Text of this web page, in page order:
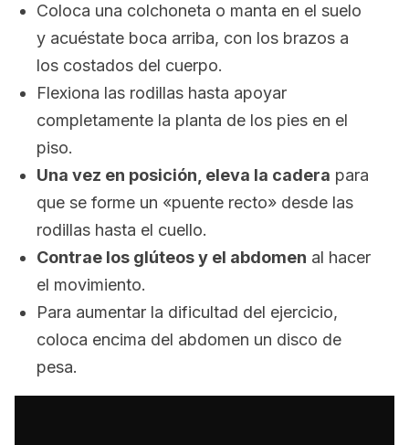
Coloca una colchoneta o manta en el suelo
y acuéstate boca arriba, con los brazos a
los costados del cuerpo.
Flexiona las rodillas hasta apoyar
completamente la planta de los pies en el
piso.
Una vez en posición, eleva la cadera para
que se forme un «puente recto» desde las
rodillas hasta el cuello.
Contrae los glúteos y el abdomen al hacer
el movimiento.
Para aumentar la dificultad del ejercicio,
coloca encima del abdomen un disco de
pesa.